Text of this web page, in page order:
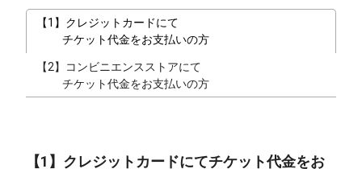
【1】クレジットカードにて
チケット代金をお支払いの方
【2】コンビニエンスストアにて
チケット代金をお支払いの方
【1】クレジットカードにてチケット代金をお